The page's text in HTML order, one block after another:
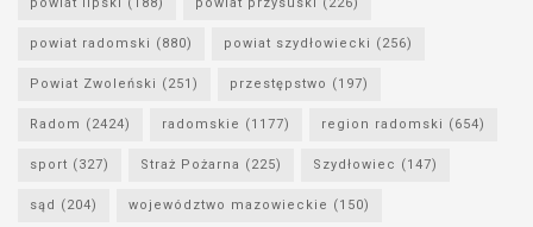
powiat lipski (188) powiat przysuski (226)
powiat radomski (880) powiat szydłowiecki (256)
Powiat Zwoleński (251) przestępstwo (197)
Radom (2424) radomskie (1177) region radomski (654)
sport (327) Straż Pożarna (225) Szydłowiec (147)
sąd (204) województwo mazowieckie (150)